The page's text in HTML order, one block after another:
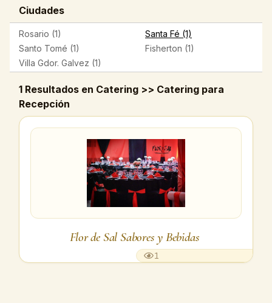
Ciudades
Rosario (1)
Santa Fé (1)
Santo Tomé (1)
Fisherton (1)
Villa Gdor. Galvez (1)
1 Resultados en Catering >> Catering para
Recepción
Flor de Sal Sabores y Bebidas
1